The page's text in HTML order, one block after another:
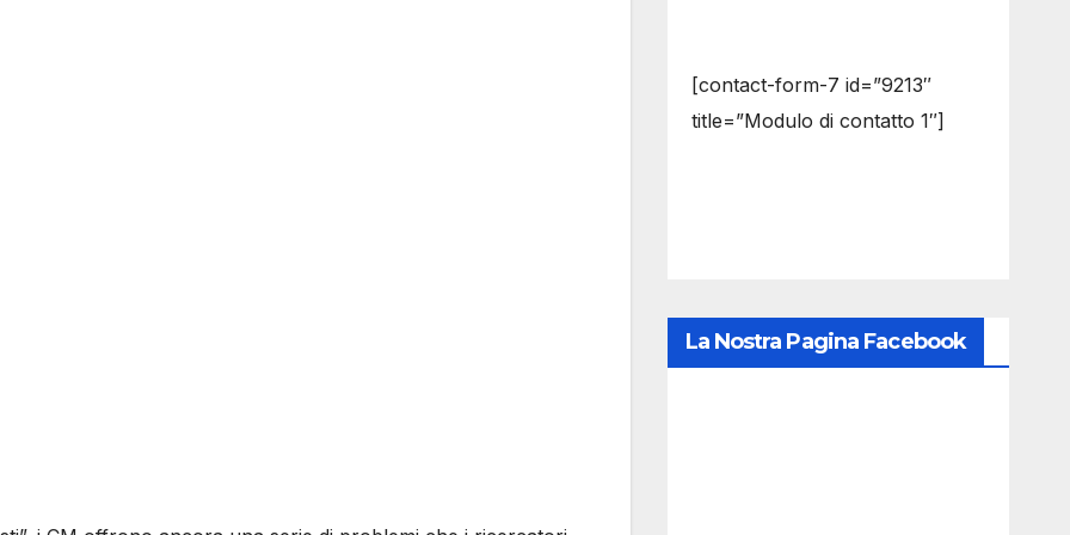
[contact-form-7 id=”9213″
title=”Modulo di contatto 1″]
La Nostra Pagina Facebook